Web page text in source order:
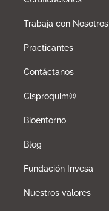
Trabaja con Nosotros
Practicantes
Contáctanos
Cisproquim®
Bioentorno
Blog
Fundación Invesa
Nuestros valores